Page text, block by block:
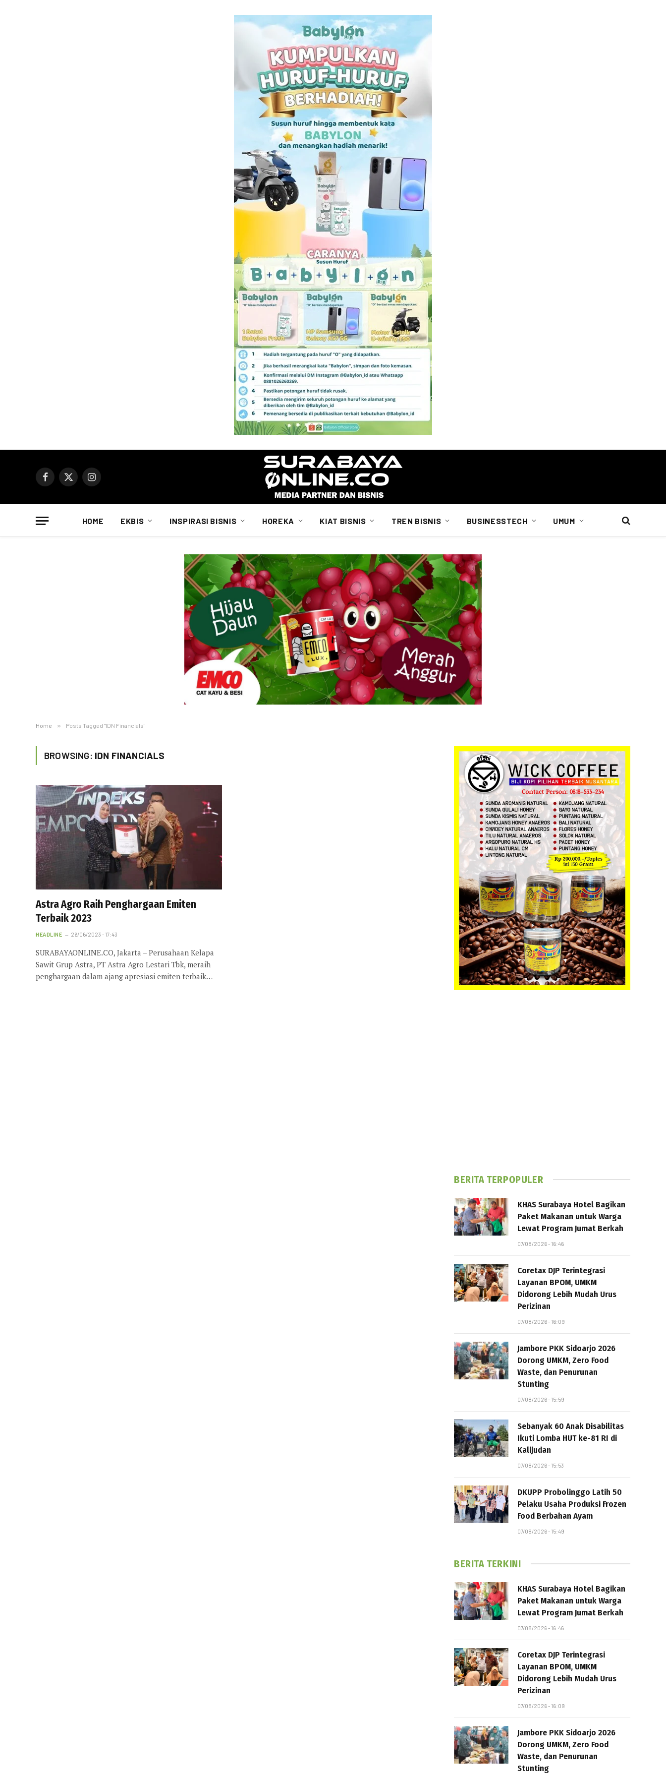
Facebook
X
Instagram
HOME EKBIS INSPIRASI BISNIS HOREKA KIAT BISNIS TREN BISNIS BUSINESSTECH UMUM
Home » Posts Tagged "IDN Financials"
BROWSING: IDN FINANCIALS
Astra Agro Raih Penghargaan Emiten
Terbaik 2023
HEADLINE 26/06/2023 - 17:43
SURABAYAONLINE.CO, Jakarta – Perusahaan Kelapa
Sawit Grup Astra, PT Astra Agro Lestari Tbk, meraih
penghargaan dalam ajang apresiasi emiten terbaik…
BERITA TERPOPULER
KHAS Surabaya Hotel Bagikan
Paket Makanan untuk Warga
Lewat Program Jumat Berkah
07/08/2026 - 16:46
Coretax DJP Terintegrasi
Layanan BPOM, UMKM
Didorong Lebih Mudah Urus
Perizinan
07/08/2026 - 16:09
Jambore PKK Sidoarjo 2026
Dorong UMKM, Zero Food
Waste, dan Penurunan
Stunting
07/08/2026 - 15:59
Sebanyak 60 Anak Disabilitas
Ikuti Lomba HUT ke-81 RI di
Kalijudan
07/08/2026 - 15:53
DKUPP Probolinggo Latih 50
Pelaku Usaha Produksi Frozen
Food Berbahan Ayam
07/08/2026 - 15:49
BERITA TERKINI
KHAS Surabaya Hotel Bagikan
Paket Makanan untuk Warga
Lewat Program Jumat Berkah
07/08/2026 - 16:46
Coretax DJP Terintegrasi
Layanan BPOM, UMKM
Didorong Lebih Mudah Urus
Perizinan
07/08/2026 - 16:09
Jambore PKK Sidoarjo 2026
Dorong UMKM, Zero Food
Waste, dan Penurunan
Stunting